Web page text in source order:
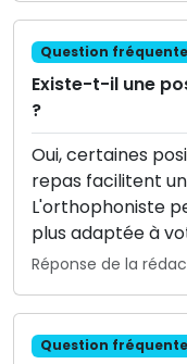
Question
Existe-t-il une
?
Oui, certaines
repas facilitent
L'orthophoniste
plus adaptée à
Réponse de la
Question